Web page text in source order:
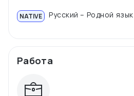
NATIVE Русский – Родной язык
Работа